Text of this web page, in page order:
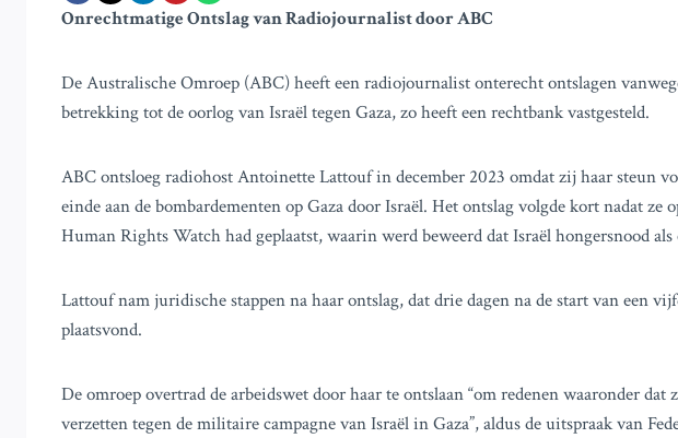
Onrechtmatige Ontslag van Radiojournalist door ABC
De Australische Omroep (ABC) heeft een radiojournalist onterecht ontslagen
betrekking tot de oorlog van Israël tegen Gaza, zo heeft een rechtbank vastgesteld.
ABC ontsloeg radiohost Antoinette Lattouf in december 2023 omdat zij haar steun
einde aan de bombardementen op Gaza door Israël. Het ontslag volgde kort nadat ze
Human Rights Watch had geplaatst, waarin werd beweerd dat Israël hongersnood
Lattouf nam juridische stappen na haar ontslag, dat drie dagen na de start van een
plaatsvond.
De omroep overtrad de arbeidswet door haar te ontslaan “om redenen waaronder
verzetten tegen de militaire campagne van Israël in Gaza”, aldus de uitspraak van